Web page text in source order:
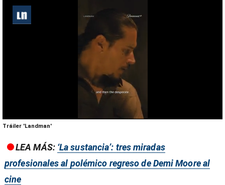
0
seconds
50
seconds
Tráiler 'Landman'
LEA MÁS: ‘La sustancia’: tres miradas
profesionales al polémico regreso de Demi Moore al
cine